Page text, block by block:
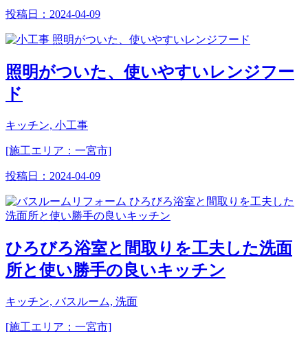
投稿日： 2024-04-09
照明がついた、使いやすいレンジフー
ド
キッチン, 小工事
[施工エリア：一宮市]
投稿日： 2024-04-09
ひろびろ浴室と間取りを工夫した洗面
所と使い勝手の良いキッチン
キッチン, バスルーム, 洗面
[施工エリア：一宮市]